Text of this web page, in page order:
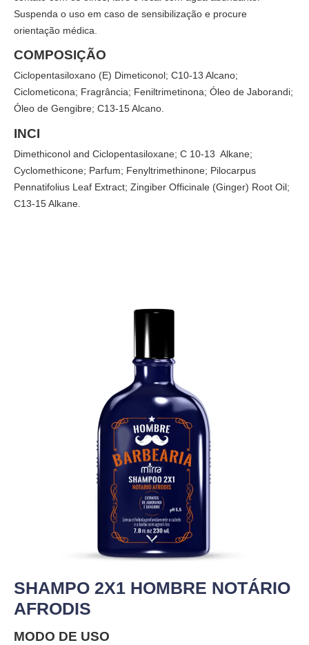
Suspenda o uso em caso de sensibilização e procure
orientação médica.
COMPOSIÇÃO
Ciclopentasiloxano (E) Dimeticonol; C10-13 Alcano;
Ciclometicona; Fragrância; Feniltrimetinona; Óleo de Jaborandi;
Óleo de Gengibre; C13-15 Alcano.
INCI
Dimethiconol and Ciclopentasiloxane; C 10-13 Alkane;
Cyclomethicone; Parfum; Fenyltrimethinone; Pilocarpus
Pennatifolius Leaf Extract; Zingiber Officinale (Ginger) Root Oil;
C13-15 Alkane.
SHAMPO 2X1 HOMBRE NOTÁRIO
AFRODIS
MODO DE USO